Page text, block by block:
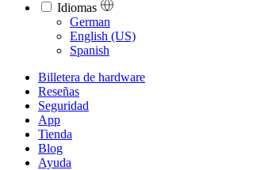
Idiomas
Languages
German
English (US)
Spanish
Billetera de hardware
Reseñas
Seguridad
App
Tienda
Blog
Ayuda